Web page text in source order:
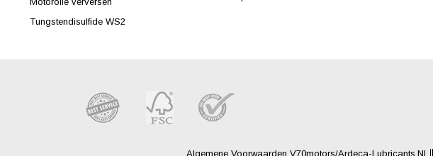
Tungstendisulfide WS2
Algemene Voorwaarden V70motors/Ardeca-Lubricants.nl